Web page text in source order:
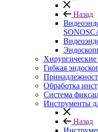
Назад
Гибкая
Обработка
Система
Инструменты
Назад